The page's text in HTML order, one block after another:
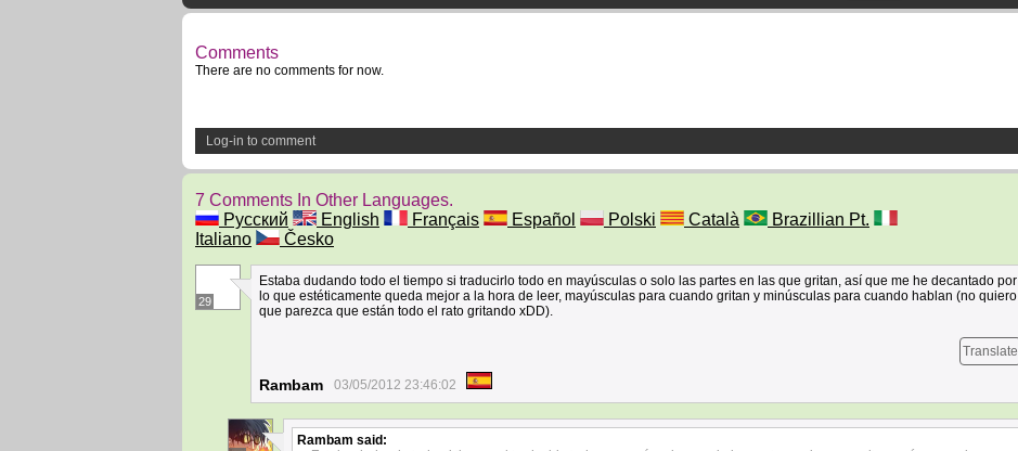
Comments
There are no comments for now.
Log-in to comment
7 Comments In Other Languages.
Русский
English Français Español Polski Català
Brazillian Pt.
Italiano
Česko
29
Estaba dudando todo el tiempo si traducirlo todo en mayúsculas o solo las partes en las que gritan, así que me he decantado por
lo que estéticamente queda mejor a la hora de leer, mayúsculas para cuando gritan y minúsculas para cuando hablan (no quiero
que parezca que están todo el rato gritando xDD).
Translate
Rambam 03/05/2012 23:46:02
Rambam said: